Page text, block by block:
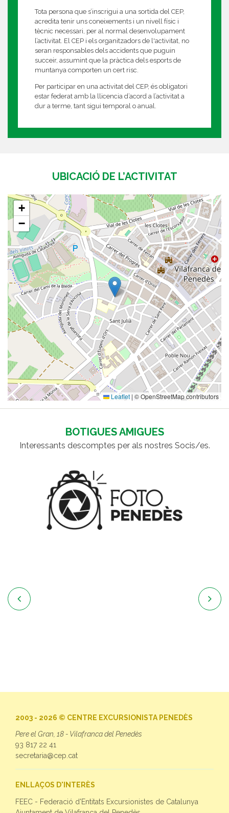
Tota persona que s’inscrigui a una sortida del CEP,
acredita tenir uns coneixements i un nivell físic i
tècnic necessari, per al normal desenvolupament
l’activitat. El CEP i els organitzadors de l'activitat, no
seran responsables dels accidents que puguin
succeir, assumint que la pràctica dels esports de
muntanya comporten un cert risc.
Per participar en una activitat del CEP, és obligatori
estar federat amb la llicencia d’acord a l’activitat a
dur a terme, tant sigui temporal o anual.
UBICACIÓ DE L’ACTIVITAT
+
−
Leaflet| © OpenStreetMap contributors
BOTIGUES AMIGUES
Interessants descomptes per als nostres Socis/es.
 
2003 - 2026 © CENTRE EXCURSIONISTA PENEDÈS
Pere el Gran, 18 - Vilafranca del Penedès
93 817 22 41
secretaria@cep.cat
ENLLAÇOS D'INTERÈS
FEEC - Federació d'Entitats Excursionistes de Catalunya